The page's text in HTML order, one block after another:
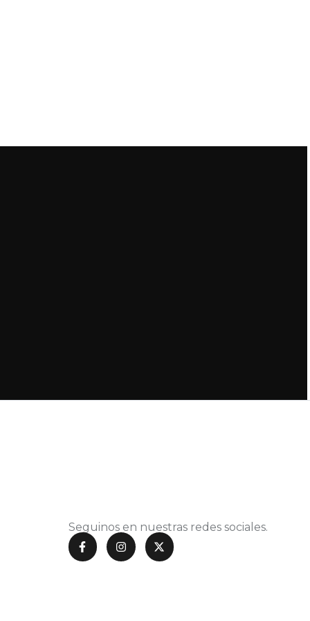
Seguinos en nuestras redes sociales.